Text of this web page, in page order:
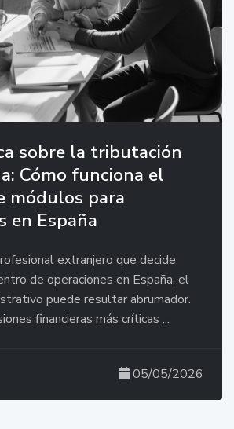
sobre la tributación
Cómo funciona el
módulos para
en España
extranjero que decide
de operaciones en España, el
puede resultar abrumador.
financieras más críticas ...
05/05/2026